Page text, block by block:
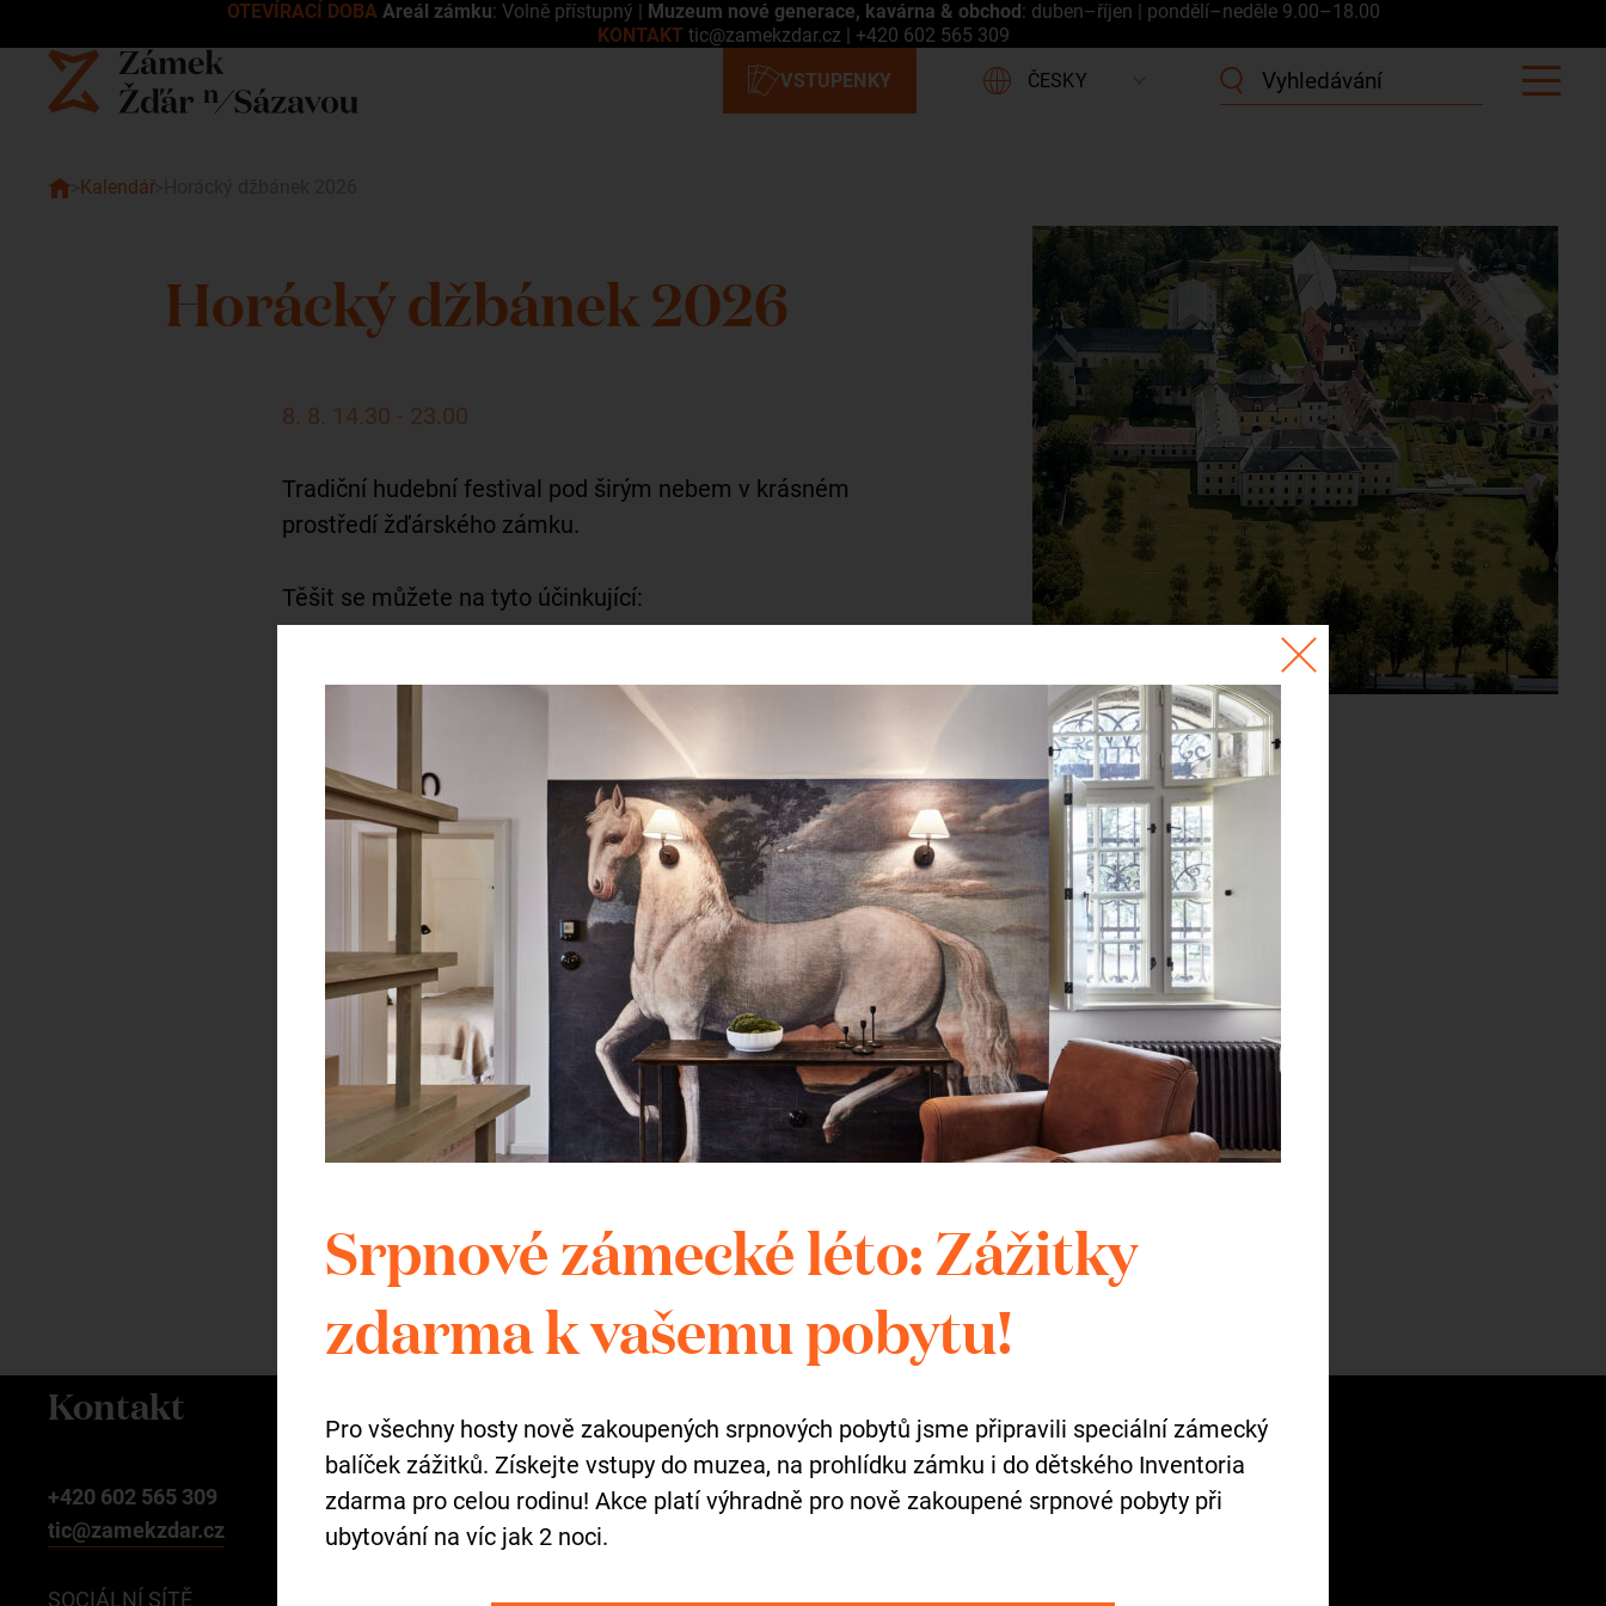
OTEVÍRACÍ DOBA Areál zámku: Volně přístupný | Muzeum nové generace, kavárna & obchod: duben–říjen | pondělí–neděle 9.00–18.00
KONTAKT tic@zamekzdar.cz | +420 602 565 309
Kalendář
Horácký džbánek 2026
8. 8. 14.30 - 23.00
Tradiční hudební festival pod širým nebem v krásném
prostředí žďárského zámku.
Těšit se můžete na tyto účinkující:
Plavci s Irenou Budweiserovou
Kaczi
Tomáš Kočko & Orchestr
LUCIE
Dobré a jídlo pití zajištěno.
Místo konání:Ovocný sad (zámecká Forota)
790 Kč
Kontakt
+420 602 565 309
tic@zamekzdar.cz
SOCIÁLNÍ SÍTĚ
areál zámku
duben–říjen
Srpnové zámecké léto: Zážitky
zdarma k vašemu pobytu!
Pro všechny hosty nově zakoupených srpnových pobytů jsme připravili speciální zámecký
balíček zážitků. Získejte vstupy do muzea, na prohlídku zámku i do dětského Inventoria
zdarma pro celou rodinu! Akce platí výhradně pro nově zakoupené srpnové pobyty při
ubytování na víc jak 2 noci.